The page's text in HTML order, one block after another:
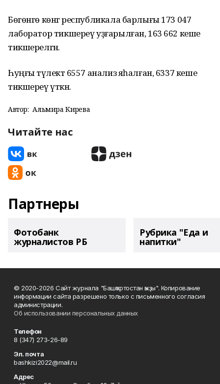
Бөгөнгө көнгә республикала барлығы 173 047
лаборатор тикшереү уҙғарылған, 163 662 кеше
тикшерелгән.
Һуңғы тәүлектә 6557 анализ яһалған, 6337 кеше
тикшереү үткән.
Автор: Альмира Кирәева
Читайте нас
Партнеры
Фотобанк
журналистов РБ
Рубрика "Еда и
напитки"
© 2020-2026 Сайт журнала "Башҡортостан ҡыҙы". Копирование
информации сайта разрешено только с письменного согласия
администрации.
Об использовании персональных данных
Телефон
8 (347) 273-26-89
Эл. почта
bashkizi2022@mail.ru
Адрес